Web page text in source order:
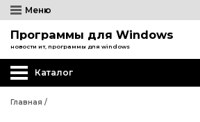
Меню
Программы для Windows
новости ит, программы для windows
Каталог
Главная /